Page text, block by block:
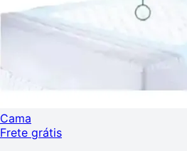
Cama
Frete grátis